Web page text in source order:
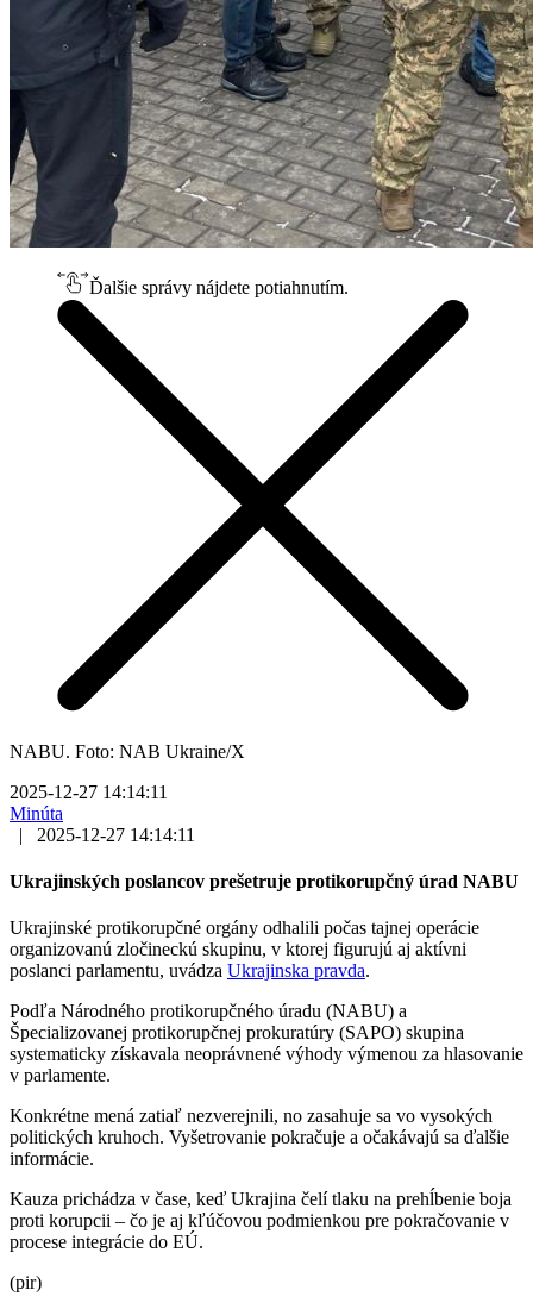
Ďalšie správy nájdete potiahnutím.
NABU. Foto: NAB Ukraine/X
2025-12-27 14:14:11
Minúta
|
2025-12-27 14:14:11
Ukrajinských poslancov prešetruje protikorupčný úrad NABU
Ukrajinské protikorupčné orgány odhalili počas tajnej operácie
organizovanú zločineckú skupinu, v ktorej figurujú aj aktívni
poslanci parlamentu, uvádza Ukrajinska pravda.
Podľa Národného protikorupčného úradu (NABU) a
Špecializovanej protikorupčnej prokuratúry (SAPO) skupina
systematicky získavala neoprávnené výhody výmenou za hlasovanie
v parlamente.
Konkrétne mená zatiaľ nezverejnili, no zasahuje sa vo vysokých
politických kruhoch. Vyšetrovanie pokračuje a očakávajú sa ďalšie
informácie.
Kauza prichádza v čase, keď Ukrajina čelí tlaku na prehĺbenie boja
proti korupcii – čo je aj kľúčovou podmienkou pre pokračovanie v
procese integrácie do EÚ.
(pir)